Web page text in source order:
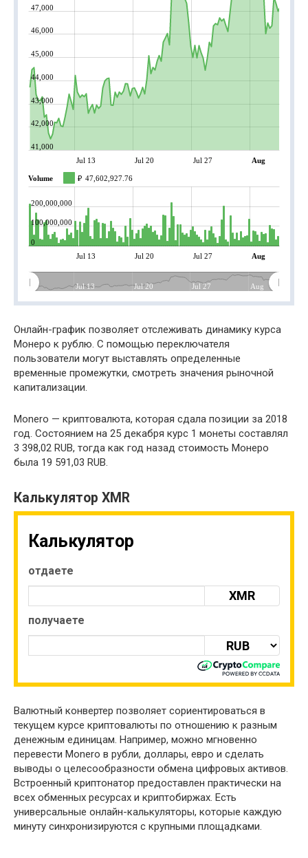
Jul 13 Jul 20 Jul 27 Aug
41,000
42,000
43,000
44,000
45,000
46,000
47,000
Volume ₽ 47,602,927.76
Jul 13 Jul 20 Jul 27 Aug
0
100,000,000
200,000,000
Jul 13 Jul 20 Jul 27 Aug
Онлайн-график позволяет отслеживать динамику курса
Монеро к рублю. С помощью переключателя
пользователи могут выставлять определенные
временные промежутки, смотреть значения рыночной
капитализации.
Monero — криптовалюта, которая сдала позиции за 2018
год. Состоянием на 25 декабря курс 1 монеты составлял
3 398,02 RUB, тогда как год назад стоимость Монеро
была 19 591,03 RUB.
Калькулятор XMR
Калькулятор
отдаете
XMR
получаете
Валютный конвертер позволяет сориентироваться в
текущем курсе криптовалюты по отношению к разным
денежным единицам. Например, можно мгновенно
перевести Monero в рубли, доллары, евро и сделать
выводы о целесообразности обмена цифровых активов.
Встроенный криптонатор предоставлен практически на
всех обменных ресурсах и криптобиржах. Есть
универсальные онлайн-калькуляторы, которые каждую
минуту синхронизируются с крупными площадками.